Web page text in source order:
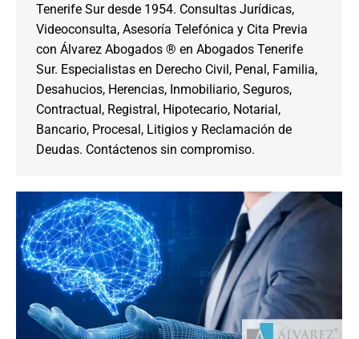
Tenerife Sur desde 1954. Consultas Jurídicas,
Videoconsulta, Asesoría Telefónica y Cita Previa
con Álvarez Abogados ® en Abogados Tenerife
Sur. Especialistas en Derecho Civil, Penal, Familia,
Desahucios, Herencias, Inmobiliario, Seguros,
Contractual, Registral, Hipotecario, Notarial,
Bancario, Procesal, Litigios y Reclamación de
Deudas. Contáctenos sin compromiso.